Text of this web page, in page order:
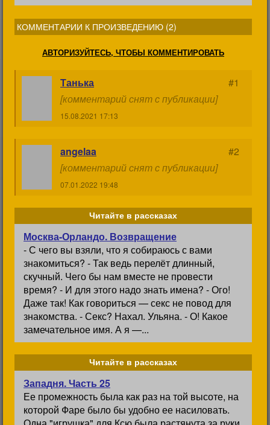
КОММЕНТАРИИ К ПРОИЗВЕДЕНИЮ (2)
АВТОРИЗУЙТЕСЬ, ЧТОБЫ КОММЕНТИРОВАТЬ
Танька
#1
[комментарий снят с публикации]
15.08.2021 17:13
angelaa
#2
[комментарий снят с публикации]
07.01.2022 19:48
Читайте в рассказах
Москва-Орландо. Возвращение
- С чего вы взяли, что я собираюсь с вами
знакомиться? - Так ведь перелёт длинный,
скучный. Чего бы нам вместе не провести
время? - И для этого надо знать имена? - Ого!
Даже так! Как говориться — секс не повод для
знакомства. - Секс? Нахал. Ульяна. - О! Какое
замечательное имя. А я —...
Читайте в рассказах
Западня. Часть 25
Ее промежность была как раз на той высоте, на
которой Фаре было бы удобно ее насиловать.